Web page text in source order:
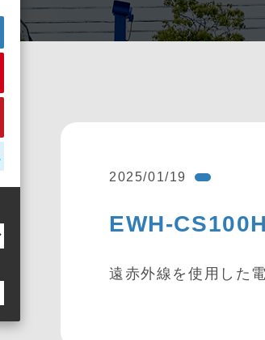
2025/01/19
EWH-CS100H
遠赤外線を使用した